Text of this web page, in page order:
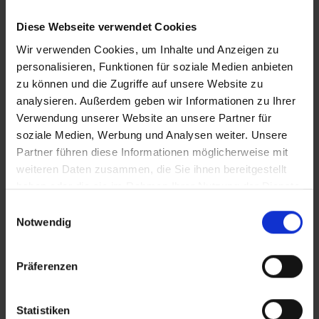
Diese Webseite verwendet Cookies
Wir verwenden Cookies, um Inhalte und Anzeigen zu
personalisieren, Funktionen für soziale Medien anbieten
zu können und die Zugriffe auf unsere Website zu
analysieren. Außerdem geben wir Informationen zu Ihrer
Verwendung unserer Website an unsere Partner für
soziale Medien, Werbung und Analysen weiter. Unsere
Partner führen diese Informationen möglicherweise mit
weiteren Daten zusammen, die Sie ihnen bereitgestellt
haben oder die sie im Rahmen Ihrer Nutzung der Dienste
Notwendig
Präferenzen
Statistiken
Malta
Marokko
Mauritius
Mexiko
Montenegro
N
O